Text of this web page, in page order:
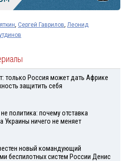
, Сергей Гаврилов, Леонид
только Россия может дать Африке
защитить себя
политика: почему отставка
Украины ничего не меняет
новый командующий
беспилотных систем России Денис